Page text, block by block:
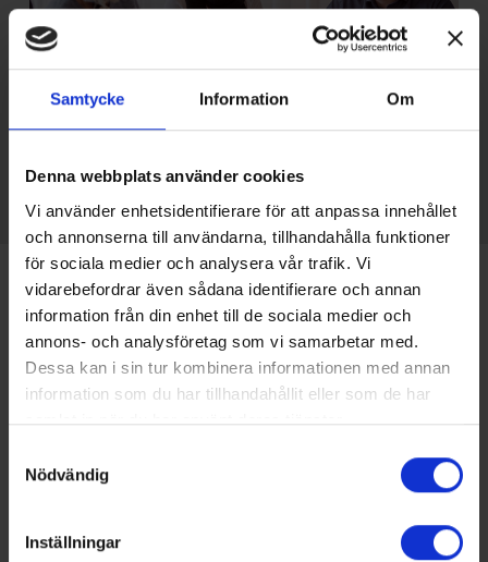
Samtycke Information Om
Denna webbplats använder cookies
Vi använder enhetsidentifierare för att anpassa innehållet
och annonserna till användarna, tillhandahålla funktioner
för sociala medier och analysera vår trafik. Vi
vidarebefordrar även sådana identifierare och annan
information från din enhet till de sociala medier och
annons- och analysföretag som vi samarbetar med.
Dessa kan i sin tur kombinera informationen med annan
information som du har tillhandahållit eller som de har
samlat in när du har använt deras tjänster.
Nödvändig
Inställningar
Anmälan
Anmälan görs per person via
anmälningsformulär på
stort antal personer som ska sitta
tillsammans och endast behöver en länk
går det bra att maila oss direkt på